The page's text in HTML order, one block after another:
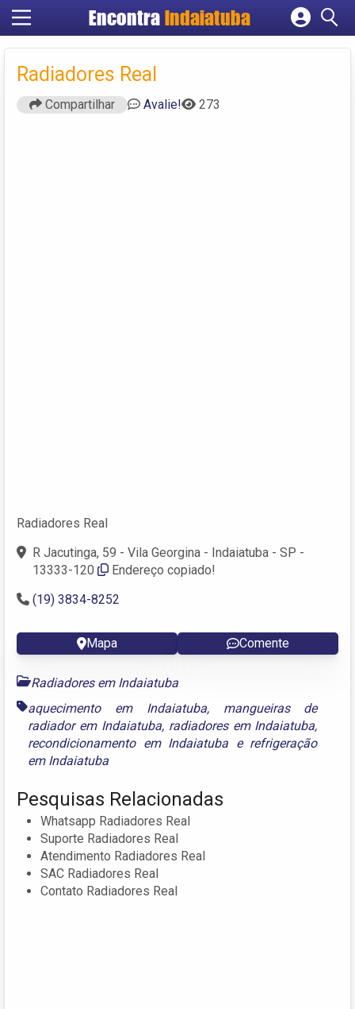
Encontra Indaiatuba
Cadastrar empresa
Radiadores Real
Compartilhar Avalie! 273
Radiadores Real
R Jacutinga, 59 - Vila Georgina - Indaiatuba - SP -
13333-120
Endereço copiado!
(19) 3834-8252
Mapa Comente
Radiadores em Indaiatuba
aquecimento em Indaiatuba, mangueiras de
radiador em Indaiatuba, radiadores em Indaiatuba,
recondicionamento em Indaiatuba e refrigeração
em Indaiatuba
Pesquisas Relacionadas
Whatsapp Radiadores Real
Suporte Radiadores Real
Atendimento Radiadores Real
SAC Radiadores Real
Contato Radiadores Real